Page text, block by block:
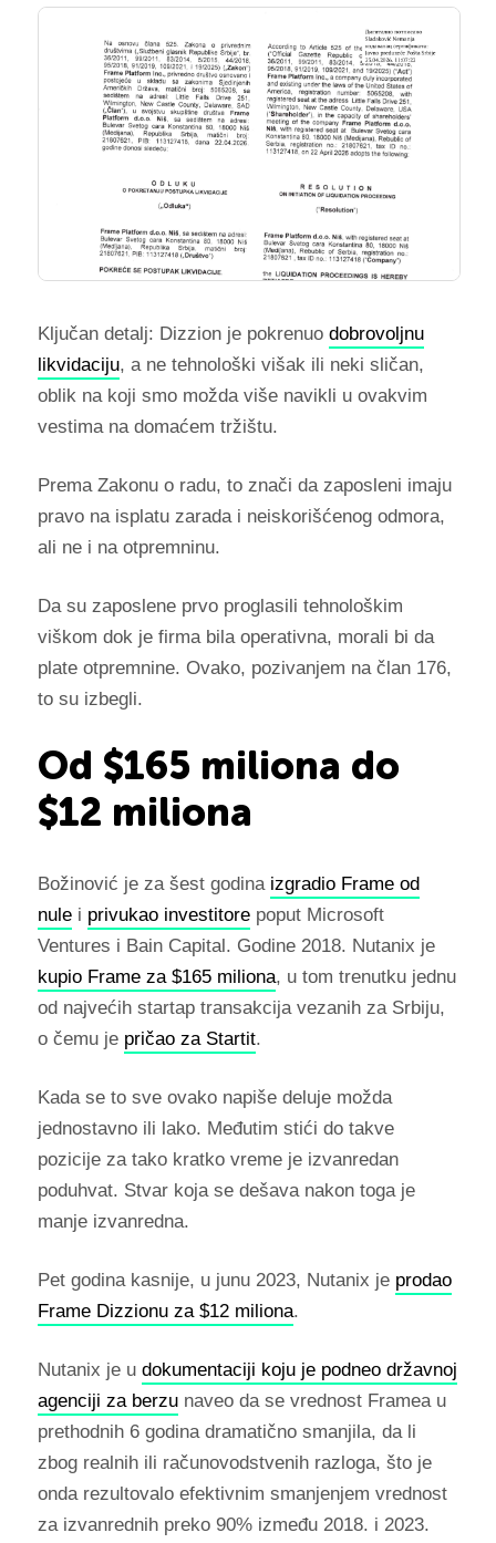
Ključan detalj: Dizzion je pokrenuo dobrovoljnu
likvidaciju, a ne tehnološki višak ili neki sličan,
oblik na koji smo možda više navikli u ovakvim
vestima na domaćem tržištu.
Prema Zakonu o radu, to znači da zaposleni imaju
pravo na isplatu zarada i neiskorišćenog odmora,
ali ne i na otpremninu.
Da su zaposlene prvo proglasili tehnološkim
viškom dok je firma bila operativna, morali bi da
plate otpremnine. Ovako, pozivanjem na član 176,
to su izbegli.
Od $165 miliona do
$12 miliona
Božinović je za šest godina izgradio Frame od
nulei privukao investitorepoput Microsoft
Ventures i Bain Capital. Godine 2018. Nutanix je
kupio Frame za $165 miliona, u tom trenutku jednu
od najvećih startap transakcija vezanih za Srbiju,
o čemu je pričao za Startit.
Kada se to sve ovako napiše deluje možda
jednostavno ili lako. Međutim stići do takve
pozicije za tako kratko vreme je izvanredan
poduhvat. Stvar koja se dešava nakon toga je
manje izvanredna.
Pet godina kasnije, u junu 2023, Nutanix je prodao
Frame Dizzionu za $12 miliona.
Nutanix je u dokumentaciji koju je podneo državnoj
agenciji za berzunaveo da se vrednost Framea u
prethodnih 6 godina dramatično smanjila, da li
zbog realnih ili računovodstvenih razloga, što je
onda rezultovalo efektivnim smanjenjem vrednost
za izvanrednih preko 90% između 2018. i 2023.